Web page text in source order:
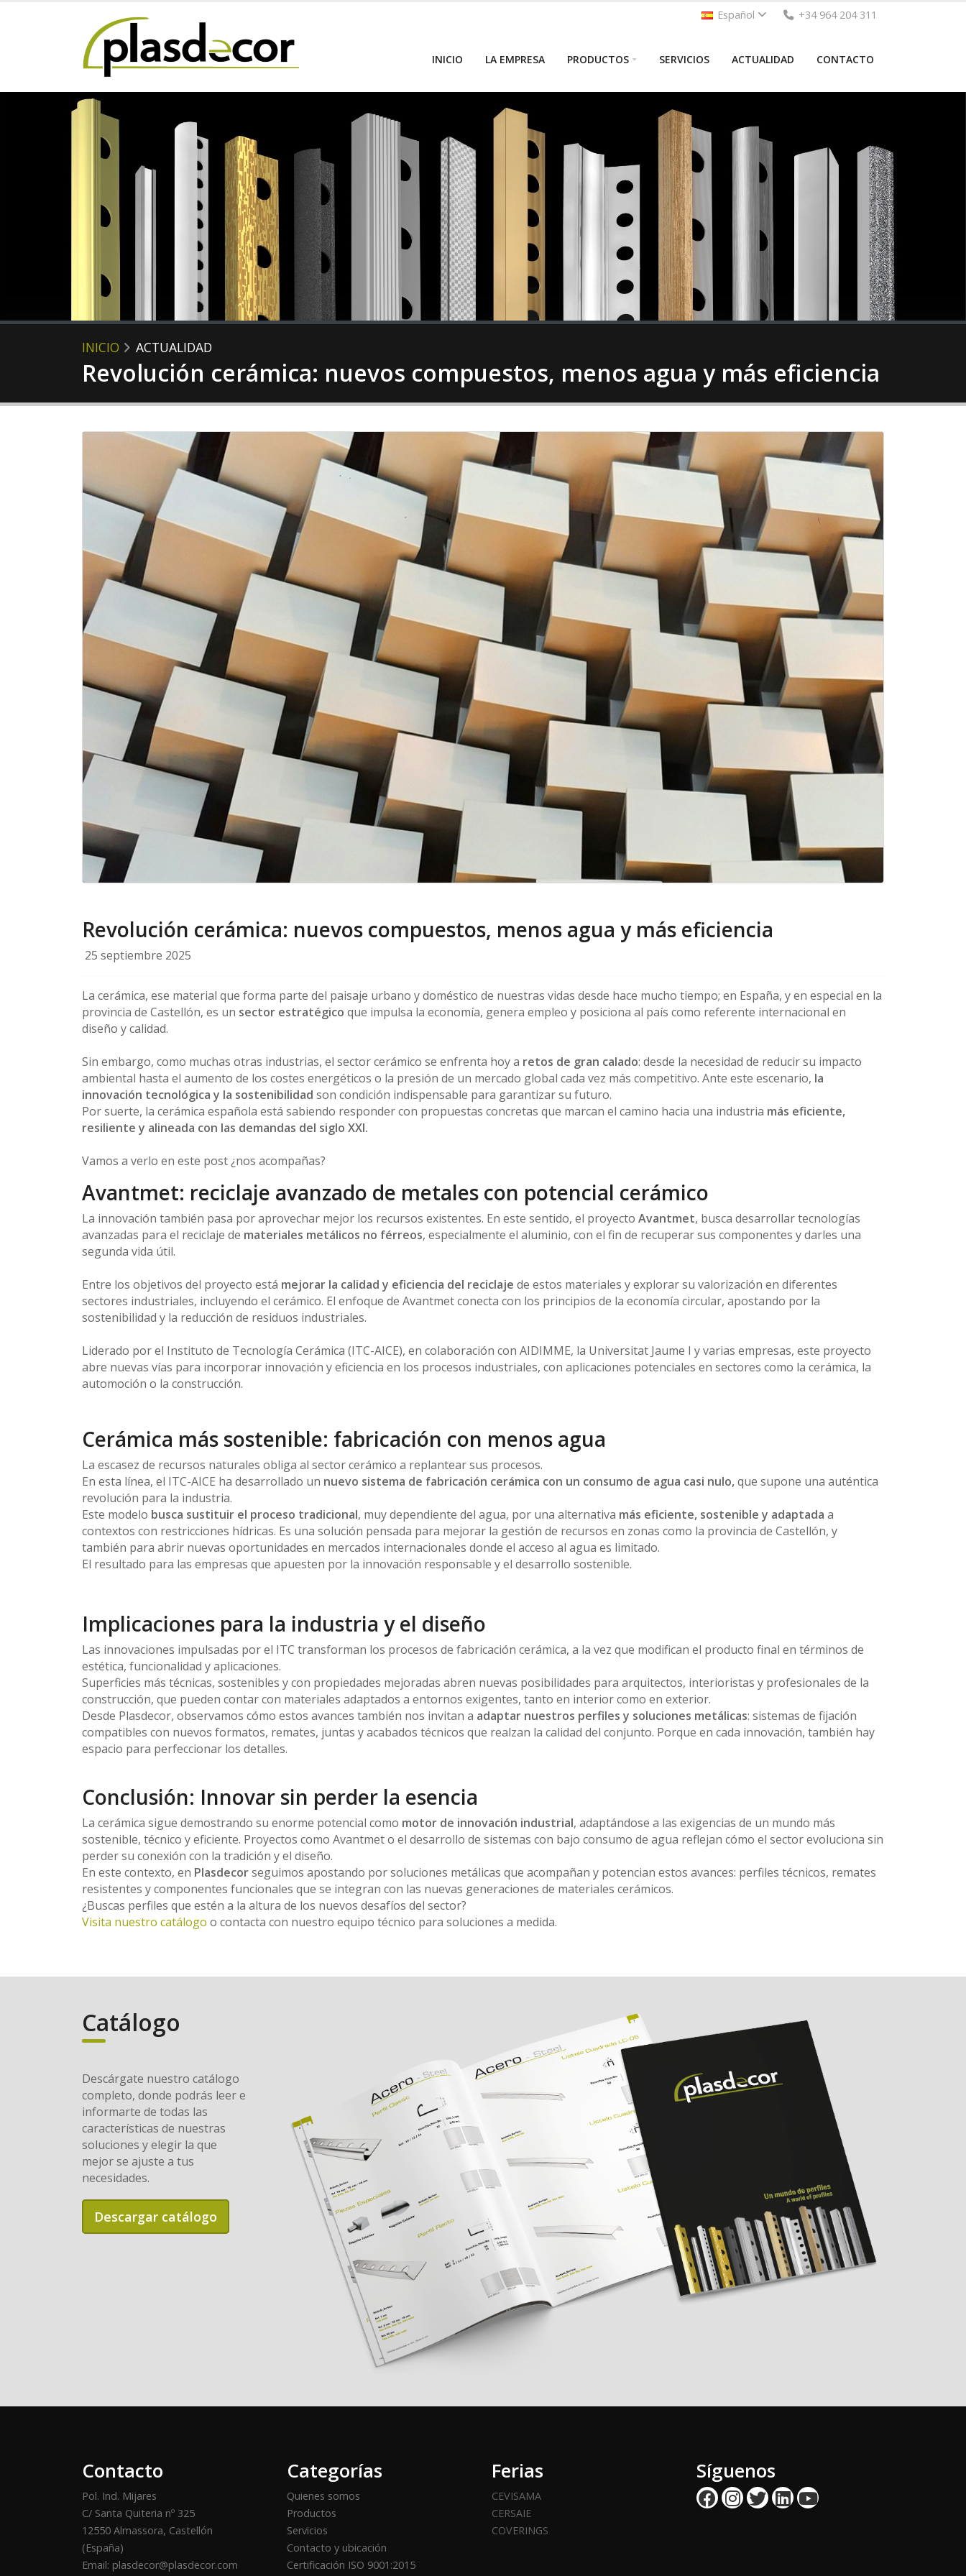
Español +34 964 204 311
INICIO LA EMPRESA PRODUCTOS SERVICIOS ACTUALIDAD CONTACTO
INICIO ACTUALIDAD
Revolución cerámica: nuevos compuestos, menos agua y más eficiencia
Revolución cerámica: nuevos compuestos, menos agua y más eficiencia
25 septiembre 2025
La cerámica, ese material que forma parte del paisaje urbano y doméstico de nuestras vidas desde hace mucho tiempo; en España, y en especial en la
provincia de Castellón, es un sector estratégico que impulsa la economía, genera empleo y posiciona al país como referente internacional en
diseño y calidad.
Sin embargo, como muchas otras industrias, el sector cerámico se enfrenta hoy a retos de gran calado: desde la necesidad de reducir su impacto
ambiental hasta el aumento de los costes energéticos o la presión de un mercado global cada vez más competitivo. Ante este escenario, la
innovación tecnológica y la sostenibilidad son condición indispensable para garantizar su futuro.
Por suerte, la cerámica española está sabiendo responder con propuestas concretas que marcan el camino hacia una industria más eficiente,
resiliente y alineada con las demandas del siglo XXI.
Vamos a verlo en este post ¿nos acompañas?
Avantmet: reciclaje avanzado de metales con potencial cerámico
La innovación también pasa por aprovechar mejor los recursos existentes. En este sentido, el proyecto Avantmet, busca desarrollar tecnologías
avanzadas para el reciclaje de materiales metálicos no férreos, especialmente el aluminio, con el fin de recuperar sus componentes y darles una
segunda vida útil.
Entre los objetivos del proyecto está mejorar la calidad y eficiencia del reciclaje de estos materiales y explorar su valorización en diferentes
sectores industriales, incluyendo el cerámico. El enfoque de Avantmet conecta con los principios de la economía circular, apostando por la
sostenibilidad y la reducción de residuos industriales.
Liderado por el Instituto de Tecnología Cerámica (ITC-AICE), en colaboración con AIDIMME, la Universitat Jaume I y varias empresas, este proyecto
abre nuevas vías para incorporar innovación y eficiencia en los procesos industriales, con aplicaciones potenciales en sectores como la cerámica, la
automoción o la construcción.
Cerámica más sostenible: fabricación con menos agua
La escasez de recursos naturales obliga al sector cerámico a replantear sus procesos.
En esta línea, el ITC-AICE ha desarrollado un nuevo sistema de fabricación cerámica con un consumo de agua casi nulo,que supone una auténtica
revolución para la industria.
Este modelo busca sustituir el proceso tradicional, muy dependiente del agua, por una alternativa más eficiente, sostenible y adaptada a
contextos con restricciones hídricas. Es una solución pensada para mejorar la gestión de recursos en zonas como la provincia de Castellón, y
también para abrir nuevas oportunidades en mercados internacionales donde el acceso al agua es limitado.
El resultado para las empresas que apuesten por la innovación responsable y el desarrollo sostenible.
Implicaciones para la industria y el diseño
Las innovaciones impulsadas por el ITC transforman los procesos de fabricación cerámica, a la vez que modifican el producto final en términos de
estética, funcionalidad y aplicaciones.
Superficies más técnicas, sostenibles y con propiedades mejoradas abren nuevas posibilidades para arquitectos, interioristas y profesionales de la
construcción, que pueden contar con materiales adaptados a entornos exigentes, tanto en interior como en exterior.
Desde Plasdecor, observamos cómo estos avances también nos invitan a adaptar nuestros perfiles y soluciones metálicas: sistemas de fijación
compatibles con nuevos formatos, remates, juntas y acabados técnicos que realzan la calidad del conjunto. Porque en cada innovación, también hay
espacio para perfeccionar los detalles.
Conclusión: Innovar sin perder la esencia
La cerámica sigue demostrando su enorme potencial como motor de innovación industrial, adaptándose a las exigencias de un mundo más
sostenible, técnico y eficiente. Proyectos como Avantmet o el desarrollo de sistemas con bajo consumo de agua reflejan cómo el sector evoluciona sin
perder su conexión con la tradición y el diseño.
En este contexto, en Plasdecorseguimos apostando por soluciones metálicas que acompañan y potencian estos avances: perfiles técnicos, remates
resistentes y componentes funcionales que se integran con las nuevas generaciones de materiales cerámicos.
¿Buscas perfiles que estén a la altura de los nuevos desafíos del sector?
Visita nuestro catálogo o contacta con nuestro equipo técnico para soluciones a medida.
Catálogo
Descárgate nuestro catálogo
completo, donde podrás leer e
informarte de todas las
características de nuestras
soluciones y elegir la que
mejor se ajuste a tus
necesidades.
Descargar catálogo
Contacto
Pol. Ind. Mijares
C/ Santa Quiteria nº 325
12550 Almassora, Castellón
(España)
Email: plasdecor@plasdecor.com
Categorías
Quienes somos
Productos
Servicios
Contacto y ubicación
Certificación ISO 9001:2015
Ferias
CEVISAMA
CERSAIE
COVERINGS
Síguenos